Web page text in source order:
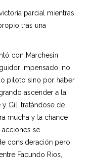
parcial mientras
tras una
con Marchesin
impensado, no
piloto sino por haber
ascender a la
Gil, tratándose de
mucha y la chance
acciones se
consideración pero
Facundo Rios,